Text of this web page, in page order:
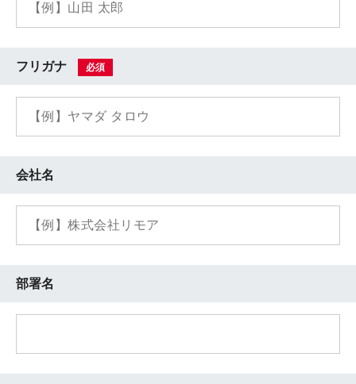
フリガナ 必須
会社名
部署名